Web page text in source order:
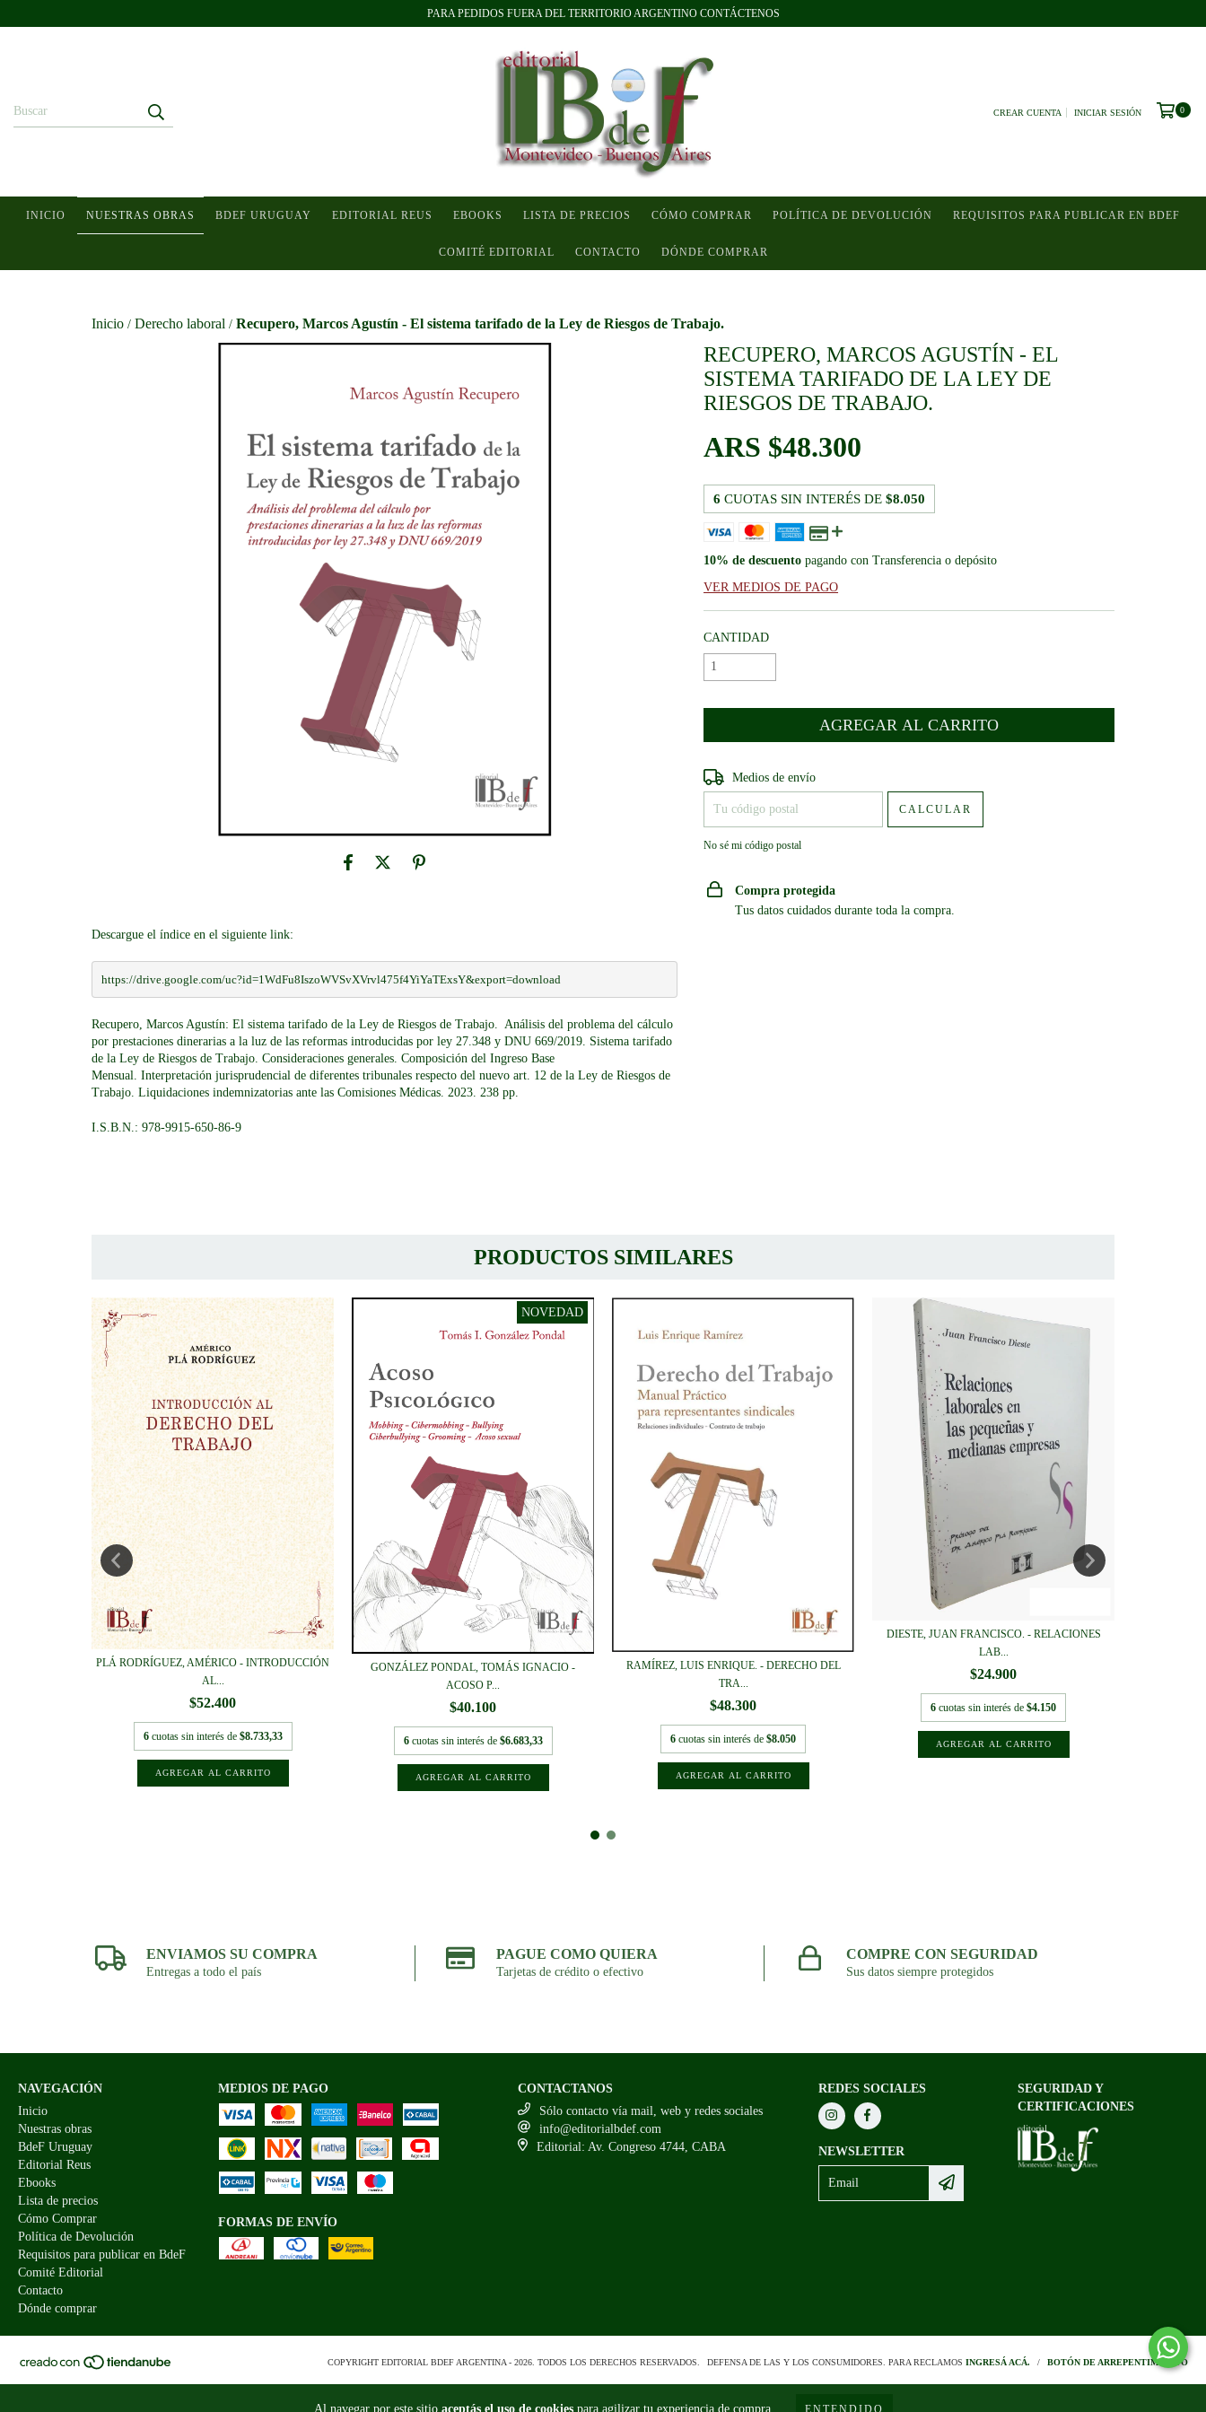
Al navegar por este sitio aceptás el uso de cookiespara agilizar tu experiencia de compra. ENTENDIDO
PARA PEDIDOS FUERA DEL TERRITORIO ARGENTINO CONTÁCTENOS
CREAR CUENTA INICIAR SESIÓN 0
INICIO NUESTRAS OBRAS BDEF URUGUAY EDITORIAL REUS EBOOKS LISTA DE PRECIOS CÓMO COMPRAR POLÍTICA DE DEVOLUCIÓN REQUISITOS PARA PUBLICAR EN BDEF
COMITÉ EDITORIAL CONTACTO DÓNDE COMPRAR
Inicio / Derecho laboral / Recupero, Marcos Agustín - El sistema tarifado de la Ley de Riesgos de Trabajo.
Descargue el índice en el siguiente link:
https://drive.google.com/uc?id=1WdFu8IszoWVSvXVrvl475f4YiYaTExsY&export=download
Recupero, Marcos Agustín: El sistema tarifado de la Ley de Riesgos de Trabajo. Análisis del problema del cálculo
por prestaciones dinerarias a la luz de las reformas introducidas por ley 27.348 y DNU 669/2019. Sistema tarifado
de la Ley de Riesgos de Trabajo. Consideraciones generales. Composición del Ingreso Base
Mensual. Interpretación jurisprudencial de diferentes tribunales respecto del nuevo art. 12 de la Ley de Riesgos de
Trabajo. Liquidaciones indemnizatorias ante las Comisiones Médicas. 2023. 238 pp.
I.S.B.N.: 978-9915-650-86-9
RECUPERO, MARCOS AGUSTÍN - EL
SISTEMA TARIFADO DE LA LEY DE
RIESGOS DE TRABAJO.
$48.300
6 CUOTAS SIN INTERÉS DE$8.050
10% de descuento pagando con Transferencia o depósito
VER MEDIOS DE PAGO
CANTIDAD
Entregas para el CP:
Medios de envío
CALCULAR
No sé mi código postal
Compra protegida
Tus datos cuidados durante toda la compra.
PRODUCTOS SIMILARES
PLÁ RODRÍGUEZ, AMÉRICO - INTRODUCCIÓN
AL...
$52.400
6 cuotas sin interés de $8.733,33
GONZÁLEZ PONDAL, TOMÁS IGNACIO -
ACOSO P...
$40.100
6 cuotas sin interés de $6.683,33
RAMÍREZ, LUIS ENRIQUE. - DERECHO DEL
TRA...
$48.300
6 cuotas sin interés de $8.050
DIESTE, JUAN FRANCISCO. - RELACIONES
LAB...
$24.900
6 cuotas sin interés de $4.150
ENVIAMOS SU COMPRA
Entregas a todo el país
PAGUE COMO QUIERA
Tarjetas de crédito o efectivo
COMPRE CON SEGURIDAD
Sus datos siempre protegidos
NAVEGACIÓN
Inicio
Nuestras obras
BdeF Uruguay
Editorial Reus
Ebooks
Lista de precios
Cómo Comprar
Política de Devolución
Requisitos para publicar en BdeF
Comité Editorial
Contacto
Dónde comprar
MEDIOS DE PAGO
FORMAS DE ENVÍO
CONTACTANOS
Sólo contacto vía mail, web y redes sociales
info@editorialbdef.com
Editorial: Av. Congreso 4744, CABA
REDES SOCIALES
NEWSLETTER
SEGURIDAD Y
CERTIFICACIONES
COPYRIGHT EDITORIAL BDEF ARGENTINA - 2026. TODOS LOS DERECHOS RESERVADOS. DEFENSA DE LAS Y LOS CONSUMIDORES. PARA RECLAMOS INGRESÁ ACÁ. / BOTÓN DE ARREPENTIMIENTO